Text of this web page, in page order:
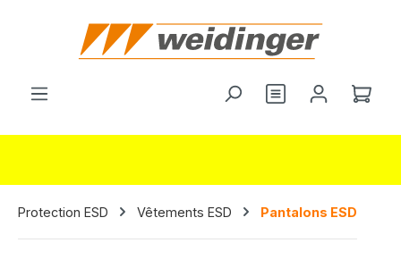
principal
Vous avez 0Le
Protection ESD Vêtements ESD Pantalons ESD